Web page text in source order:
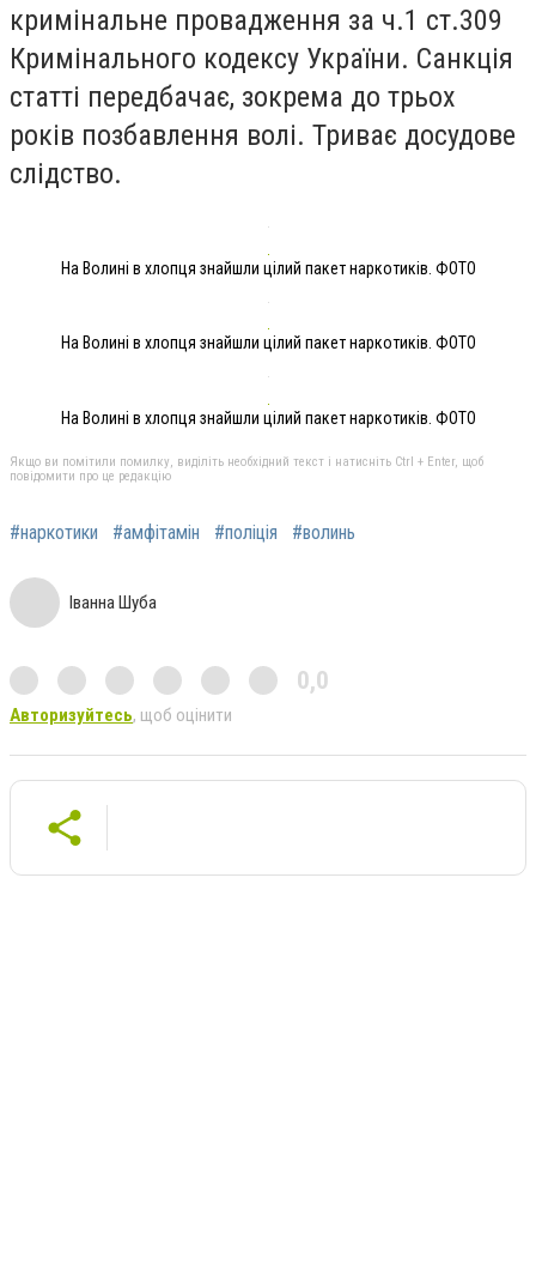
кримінальне провадження за ч.1 ст.309
Кримінального кодексу України. Санкція
статті передбачає, зокрема до трьох
років позбавлення волі. Триває досудове
слідство.
На Волині в хлопця знайшли цілий пакет наркотиків. ФОТО
На Волині в хлопця знайшли цілий пакет наркотиків. ФОТО
На Волині в хлопця знайшли цілий пакет наркотиків. ФОТО
Якщо ви помітили помилку, виділіть необхідний текст і натисніть Ctrl + Enter, щоб
повідомити про це редакцію
#наркотики #амфітамін #поліція #волинь
Іванна Шуба
0,0
Авторизуйтесь, щоб оцінити